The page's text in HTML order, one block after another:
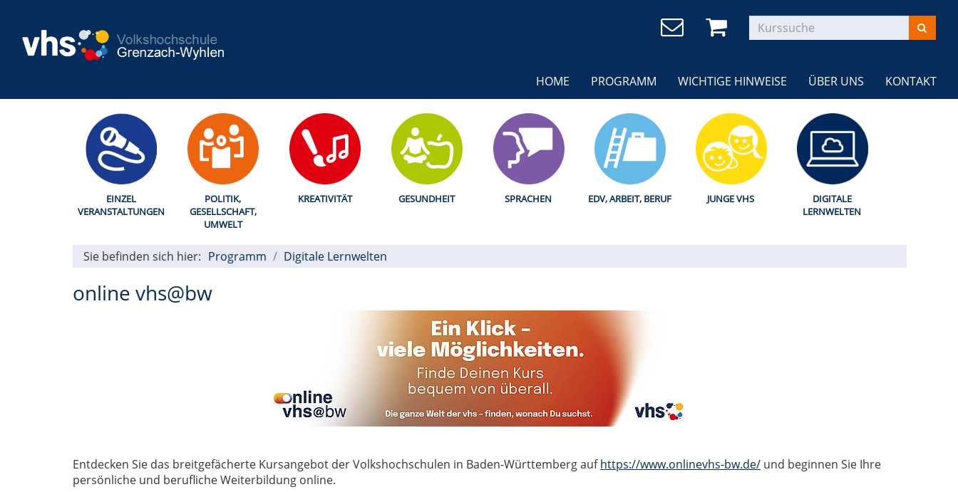
HOME PROGRAMM WICHTIGE HINWEISE ÜBER UNS KONTAKT
EINZEL
VERANSTALTUNGEN
POLITIK,
GESELLSCHAFT,
UMWELT
KREATIVITÄT GESUNDHEIT SPRACHEN EDV, ARBEIT, BERUF JUNGE VHS
DIGITALE
LERNWELTEN
Sie befinden sich hier: Programm Digitale Lernwelten
online vhs@bw
Entdecken Sie das breitgefächerte Kursangebot der Volkshochschulen in Baden-Württemberg aufhttps://www.onlinevhs-bw.de/ und beginnen Sie Ihre
persönliche und berufliche Weiterbildung online.